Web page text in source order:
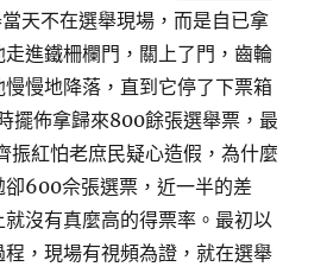
天不在選舉現場，而是自已拿
進鐵柵欄門，關上了門，齒輪
慢地降落，直到它停了下票箱
擺佈拿歸來800餘張選舉票，最
振紅怕老庶民疑心造假，為什麼
卻600佘張選票，近一半的差
沒有真麼高的得票率。最初以
程，現場有視頻為證，就在選舉